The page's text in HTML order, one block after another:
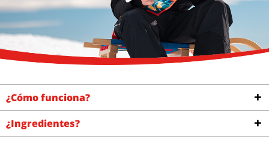
¿Cómo funciona?
¿Ingredientes?